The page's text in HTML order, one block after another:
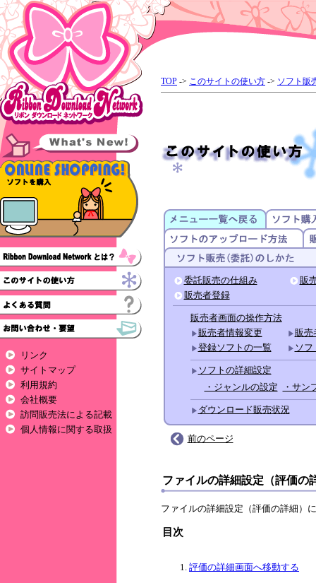
リンク
サイトマップ
利用規約
会社概要
訪問販売法による記載
個人情報に関する取扱
TOP -> このサイトの使い方 -> ソフト販
委託販売の仕組み
販
販売者登録
販売者画面の操作方法
販売者情報変更
販売
登録ソフトの一覧
ソ
ソフトの詳細設定
・ジャンルの設定
・サン
ダウンロード販売状況
前のページ
ファイルの詳細設定（評価の
ファイルの詳細設定（評価の詳細）
目次
評価の詳細画面へ移動する